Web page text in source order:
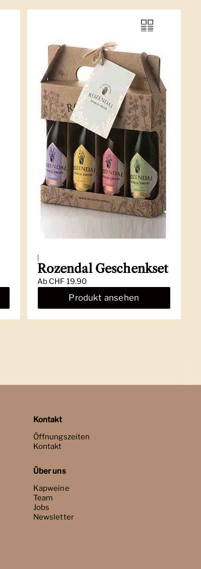
Rozendal Geschenkset
Ab CHF 19.90
Produkt ansehen
Kontakt
Öffnungszeiten
Kontakt
Über uns
Kapweine
Team
Jobs
Newsletter